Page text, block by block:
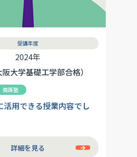
受講年度
2024年
大学基礎工学部合格）
語塾
活用できる授業内容でし
詳細を見る